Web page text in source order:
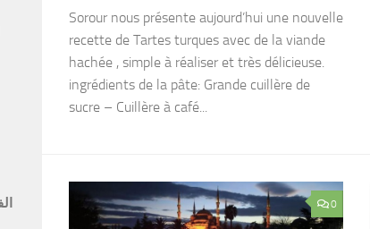
Sorour nous présente aujourd’hui une nouvelle
recette de Tartes turques avec de la viande
hachée , simple à réaliser et très délicieuse.
ingrédients de la pâte: Grande cuillère de
sucre – Cuillère à café...
0